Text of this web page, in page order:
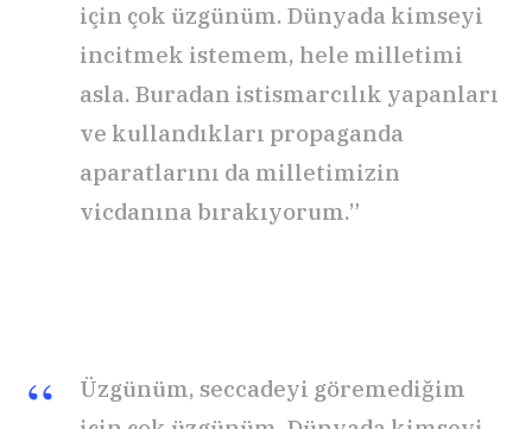
için çok üzgünüm. Dünyada kimseyi
incitmek istemem, hele milletimi
asla. Buradan istismarcılık yapanları
ve kullandıkları propaganda
aparatlarını da milletimizin
vicdanına bırakıyorum.”
Üzgünüm, seccadeyi göremediğim